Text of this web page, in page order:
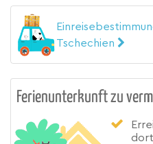
Tschechien
Ferienunterkunft zu
dort